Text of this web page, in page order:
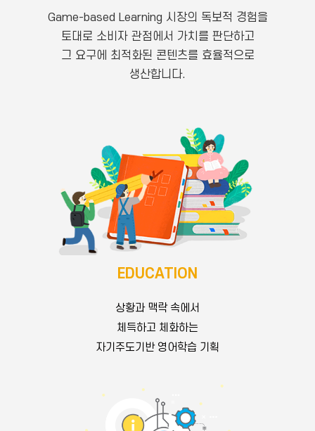
Game-based Learning 시장의 독보적 경험을
토대로 소비자 관점에서 가치를 판단하고
그 요구에 최적화된 콘텐츠를 효율적으로
생산합니다.
EDUCATION
상황과 맥락 속에서
체득하고 체화하는
자기주도기반 영어학습 기획
Chief Contents Officer 전지현
Kidaptive Asia, Learning team 팀장 청담러닝,
ESL연구소 부장
호두잉글리시 커리큘럼 총괄
University of Pittsburgh, BA. Film Studies / Marketing